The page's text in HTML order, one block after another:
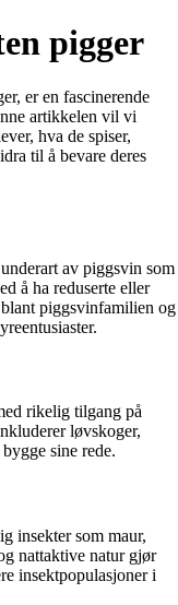
pigger
er en fascinerende
artikkelen vil vi
hva de spiser,
til å bevare deres
av piggsvin som
å ha reduserte eller
piggsvinfamilien og
rikelig tilgang på
løvskoger,
sine rede.
insekter som maur,
nattaktive natur gjør
insektpopulasjoner i